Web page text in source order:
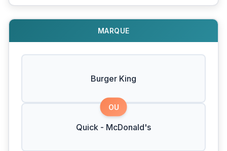
MARQUE
Burger King
OU
Quick - McDonald's